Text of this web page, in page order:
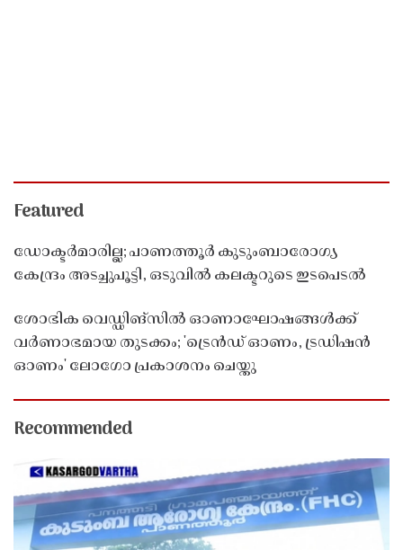
Featured
ഡോക്ടർമാരില്ല; പാണത്തൂർ കുടുംബാരോഗ്യ
കേന്ദ്രം അടച്ചുപൂട്ടി, ഒടുവിൽ കലക്ടറുടെ ഇടപെടൽ
ശോഭിക വെഡ്ഡിങ്സിൽ ഓണാഘോഷങ്ങൾക്ക്
വർണാഭമായ തുടക്കം; 'ട്രെൻഡ് ഓണം, ട്രഡിഷൻ
ഓണം' ലോഗോ പ്രകാശനം ചെയ്തു
Recommended